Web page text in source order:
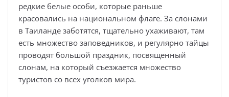
редкие белые особи, которые раньше
красовались на национальном флаге. За слонами
в Таиланде заботятся, тщательно ухаживают, там
есть множество заповедников, и регулярно тайцы
проводят большой праздник, посвященный
слонам, на который съезжается множество
туристов со всех уголков мира.